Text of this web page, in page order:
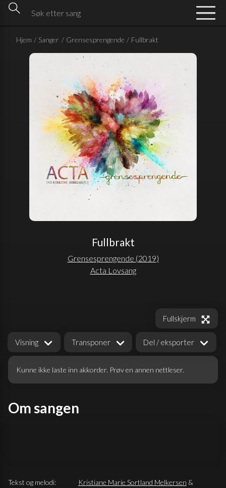
Hjem / Sanger / Grensesprengende / Fullbrakt
Fullbrakt
Grensesprengende (2019)
Acta Lovsang
Visning Transponer Del / eksporter
Fullskjerm
Kunne ikke laste inn akkorder. Prøv en annen nettleser.
Om sangen
Tekst og melodi: Kristiane Marie Sortland Melkersen &